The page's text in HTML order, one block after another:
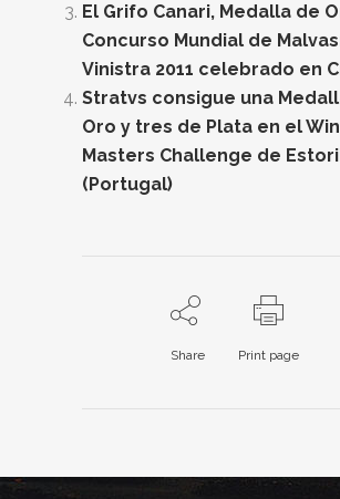
El Grifo Canari, Medalla de
Concurso Mundial de
Vinistra 2011 celebrado en
Stratvs consigue una
Oro y tres de Plata en el
Masters Challenge de
(Portugal)
Share Print page